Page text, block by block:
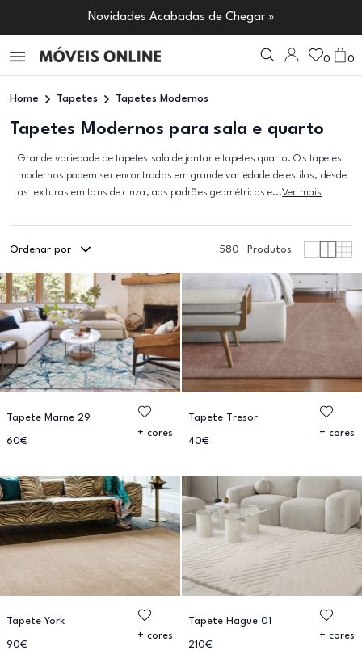
Novidades Acabadas de Chegar »
0 0
Home Tapetes Tapetes Modernos
Tapetes Modernos para sala e quarto
Grande variedade de tapetes sala de jantar e tapetes quarto. Os tapetes
modernos podem ser encontrados em grande variedade de estilos, desde
as texturas em tons de cinza, aos padrões geométricos e...Ver mais
Ordenar por 580 Produtos
Tapete Marne 29
60€
+ cores
Tapete Tresor
40€
+ cores
Tapete York
90€
+ cores
Tapete Hague 01
210€
+ cores